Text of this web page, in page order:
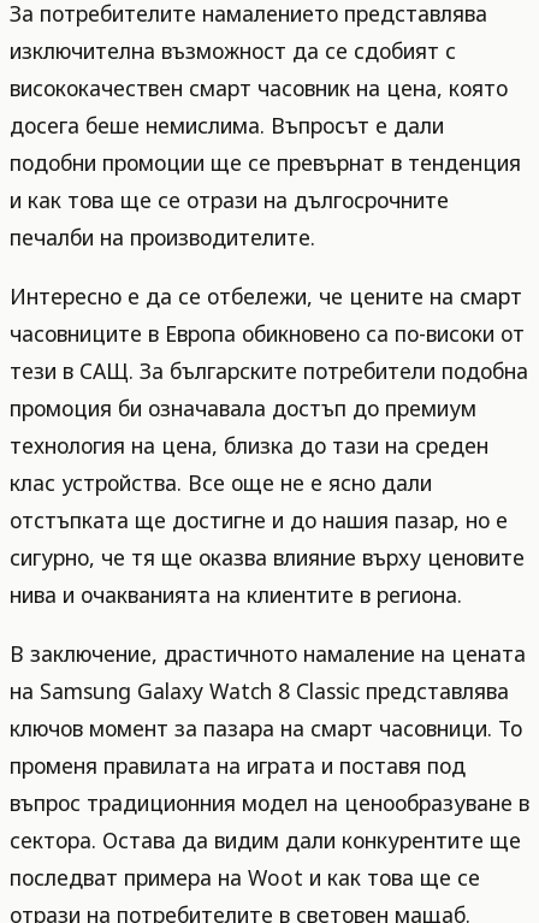
За потребителите намалението представлява
изключителна възможност да се сдобият с
висококачествен смарт часовник на цена, която
досега беше немислима. Въпросът е дали
подобни промоции ще се превърнат в тенденция
и как това ще се отрази на дългосрочните
печалби на производителите.
Интересно е да се отбележи, че цените на смарт
часовниците в Европа обикновено са по-високи от
тези в САЩ. За българските потребители подобна
промоция би означавала достъп до премиум
технология на цена, близка до тази на среден
клас устройства. Все още не е ясно дали
отстъпката ще достигне и до нашия пазар, но е
сигурно, че тя ще оказва влияние върху ценовите
нива и очакванията на клиентите в региона.
В заключение, драстичното намаление на цената
на Samsung Galaxy Watch 8 Classic представлява
ключов момент за пазара на смарт часовници. То
променя правилата на играта и поставя под
въпрос традиционния модел на ценообразуване в
сектора. Остава да видим дали конкурентите ще
последват примера на Woot и как това ще се
отрази на потребителите в световен мащаб.